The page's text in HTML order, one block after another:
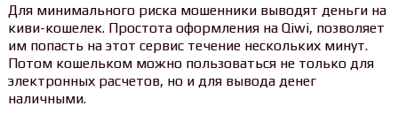
Для минимального риска мошенники выводят деньги на
киви-кошелек. Простота оформления на Qiwi, позволяет
им попасть на этот сервис течение нескольких минут.
Потом кошельком можно пользоваться не только для
электронных расчетов, но и для вывода денег
наличными.